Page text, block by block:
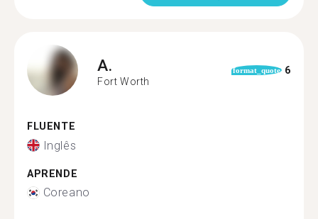
A.
Fort Worth
format_quote 6
FLUENTE
Inglês
APRENDE
Coreano